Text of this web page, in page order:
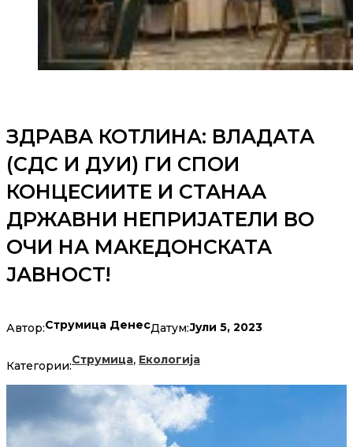
ЗДРАВА КОТЛИНА: ВЛАДАТА
(СДС И ДУИ) ГИ СПОИ
КОНЦЕСИИТЕ И СТАНАА
ДРЖАВНИ НЕПРИЈАТЕЛИ ВО
ОЧИ НА МАКЕДОНСКАТА
ЈАВНОСТ!
Автор:Струмица ДенесДатум:Јули 5, 2023
Категории:Струмица, Екологија